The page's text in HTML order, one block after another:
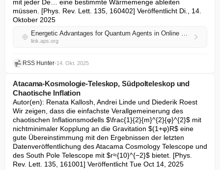
mit jeder De… eine bestimmte Wärmemenge ableiten
müssen. [Phys. Rev. Lett. 135, 160402] Veröffentlicht Di., 14.
Oktober 2025
Energetic Advantages for Quantum Agents in Online Execution of Complex Strategies
link.aps.org
RSS Hunter•14. Okt. 2025
Atacama-Kosmologie-Teleskop, Südpolteleskop und
Chaotische Inflation
Autor(en): Renata Kallosh, Andrei Linde und Diederik Roest
Wir zeigen, dass die einfachste Verallgemeinerung des
chaotischen Inflationsmodells $\frac{1}{2}{m}^{2}{φ}^{2}$ mit
nichtminimaler Kopplung an die Gravitation $(1+φ)R$ eine
gute Übereinstimmung mit den Ergebnissen der letzten
Datenveröffentlichung des Atacama Cosmology Telescope und
des South Pole Telescope mit $r≈{10}^{−2}$ bietet. [Phys.
Rev. Lett. 135, 161001] Veröffentlicht Tue Oct 14, 2025